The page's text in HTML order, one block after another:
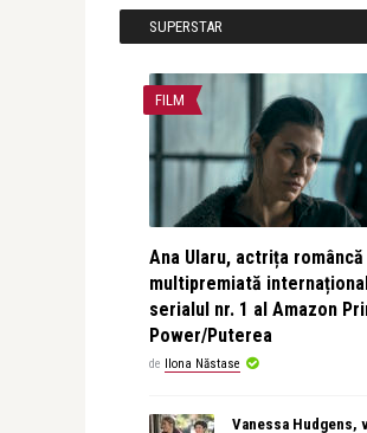
SUPERSTAR
FILM
Ana Ularu, actrița româncă
multipremiată
serialul nr. 1 al Amazon
Power/Puterea
de Ilona Năstase
Vanessa Hudgens,